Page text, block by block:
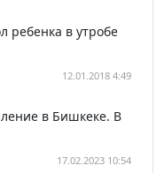
ребенка в утробе
12.01.2018 4:49
в Бишкеке. В
17.02.2023 10:54